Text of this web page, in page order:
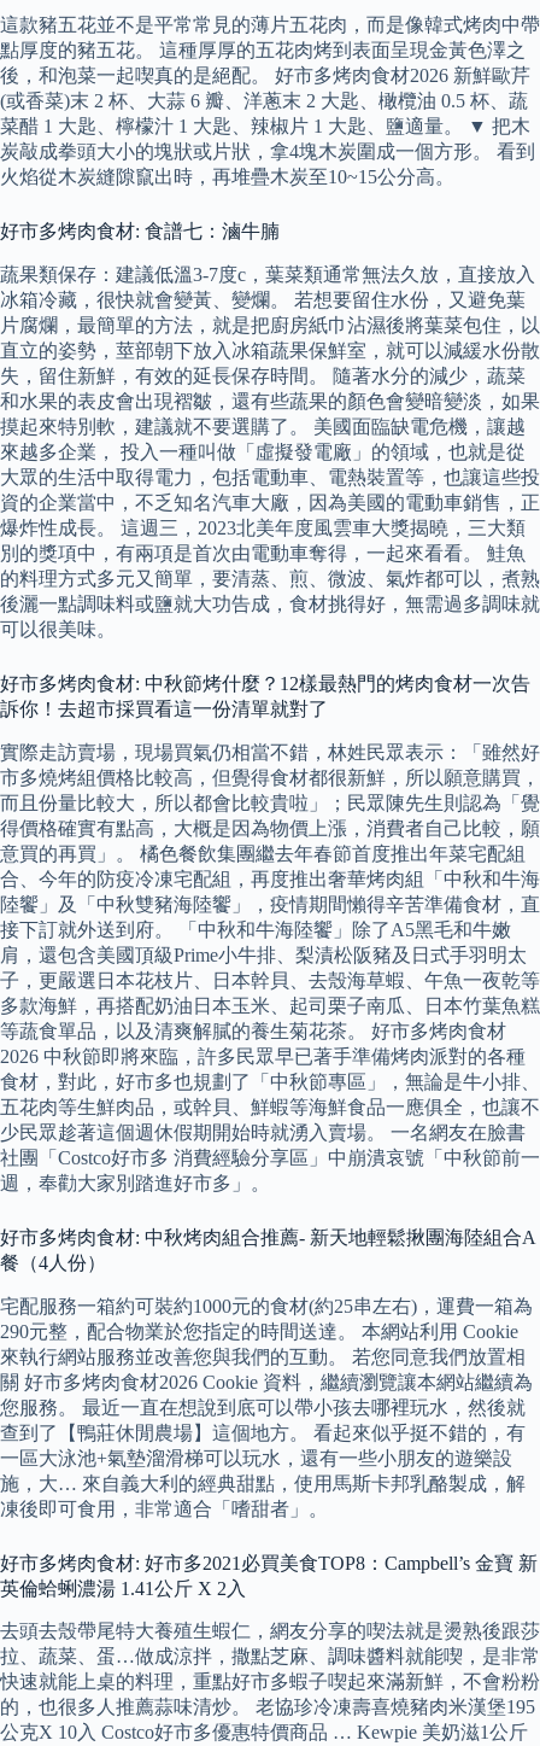
這款豬五花並不是平常常見的薄片五花肉，而是像韓式烤肉中帶
點厚度的豬五花。 這種厚厚的五花肉烤到表面呈現金黃色澤之
後，和泡菜一起喫真的是絕配。 好市多烤肉食材2026 新鮮歐芹
(或香菜)末 2 杯、大蒜 6 瓣、洋蔥末 2 大匙、橄欖油 0.5 杯、蔬
菜醋 1 大匙、檸檬汁 1 大匙、辣椒片 1 大匙、鹽適量。 ▼ 把木
炭敲成拳頭大小的塊狀或片狀，拿4塊木炭圍成一個方形。 看到
火焰從木炭縫隙竄出時，再堆疊木炭至10~15公分高。
好市多烤肉食材: 食譜七：滷牛腩
蔬果類保存：建議低溫3-7度c，葉菜類通常無法久放，直接放入
冰箱冷藏，很快就會變黃、變爛。 若想要留住水份，又避免葉
片腐爛，最簡單的方法，就是把廚房紙巾沾濕後將葉菜包住，以
直立的姿勢，莖部朝下放入冰箱蔬果保鮮室，就可以減緩水份散
失，留住新鮮，有效的延長保存時間。 隨著水分的減少，蔬菜
和水果的表皮會出現褶皺，還有些蔬果的顏色會變暗變淡，如果
摸起來特別軟，建議就不要選購了。 美國面臨缺電危機，讓越
來越多企業， 投入一種叫做「虛擬發電廠」的領域，也就是從
大眾的生活中取得電力，包括電動車、電熱裝置等，也讓這些投
資的企業當中，不乏知名汽車大廠，因為美國的電動車銷售，正
爆炸性成長。 這週三，2023北美年度風雲車大獎揭曉，三大類
別的獎項中，有兩項是首次由電動車奪得，一起來看看。 鮭魚
的料理方式多元又簡單，要清蒸、煎、微波、氣炸都可以，煮熟
後灑一點調味料或鹽就大功告成，食材挑得好，無需過多調味就
可以很美味。
好市多烤肉食材: 中秋節烤什麼？12樣最熱門的烤肉食材一次告
訴你！去超市採買看這一份清單就對了
實際走訪賣場，現場買氣仍相當不錯，林姓民眾表示：「雖然好
市多燒烤組價格比較高，但覺得食材都很新鮮，所以願意購買，
而且份量比較大，所以都會比較貴啦」；民眾陳先生則認為「覺
得價格確實有點高，大概是因為物價上漲，消費者自己比較，願
意買的再買」。 橘色餐飲集團繼去年春節首度推出年菜宅配組
合、今年的防疫冷凍宅配組，再度推出奢華烤肉組「中秋和牛海
陸饗」及「中秋雙豬海陸饗」，疫情期間懶得辛苦準備食材，直
接下訂就外送到府。 「中秋和牛海陸饗」除了A5黑毛和牛嫩
肩，還包含美國頂級Prime小牛排、梨漬松阪豬及日式手羽明太
子，更嚴選日本花枝片、日本幹貝、去殼海草蝦、午魚一夜乾等
多款海鮮，再搭配奶油日本玉米、起司栗子南瓜、日本竹葉魚糕
等蔬食單品，以及清爽解膩的養生菊花茶。 好市多烤肉食材
2026 中秋節即將來臨，許多民眾早已著手準備烤肉派對的各種
食材，對此，好市多也規劃了「中秋節專區」，無論是牛小排、
五花肉等生鮮肉品，或幹貝、鮮蝦等海鮮食品一應俱全，也讓不
少民眾趁著這個週休假期開始時就湧入賣場。 一名網友在臉書
社團「Costco好市多 消費經驗分享區」中崩潰哀號「中秋節前一
週，奉勸大家別踏進好市多」。
好市多烤肉食材: 中秋烤肉組合推薦- 新天地輕鬆揪團海陸組合A
餐（4人份）
宅配服務一箱約可裝約1000元的食材(約25串左右)，運費一箱為
290元整，配合物業於您指定的時間送達。 本網站利用 Cookie
來執行網站服務並改善您與我們的互動。 若您同意我們放置相
關 好市多烤肉食材2026 Cookie 資料，繼續瀏覽讓本網站繼續為
您服務。 最近一直在想說到底可以帶小孩去哪裡玩水，然後就
查到了【鴨莊休閒農場】這個地方。 看起來似乎挺不錯的，有
一區大泳池+氣墊溜滑梯可以玩水，還有一些小朋友的遊樂設
施，大… 來自義大利的經典甜點，使用馬斯卡邦乳酪製成，解
凍後即可食用，非常適合「嗜甜者」。
好市多烤肉食材: 好市多2021必買美食TOP8：Campbell’s 金寶 新
英倫蛤蜊濃湯 1.41公斤 X 2入
去頭去殼帶尾特大養殖生蝦仁，網友分享的喫法就是燙熟後跟莎
拉、蔬菜、蛋…做成涼拌，撒點芝麻、調味醬料就能喫，是非常
快速就能上桌的料理，重點好市多蝦子喫起來滿新鮮，不會粉粉
的，也很多人推薦蒜味清炒。 老協珍冷凍壽喜燒豬肉米漢堡195
公克X 10入 Costco好市多優惠特價商品 … Kewpie 美奶滋1公斤